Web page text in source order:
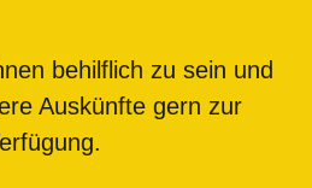
behilflich zu sein und
Auskünfte gern zur